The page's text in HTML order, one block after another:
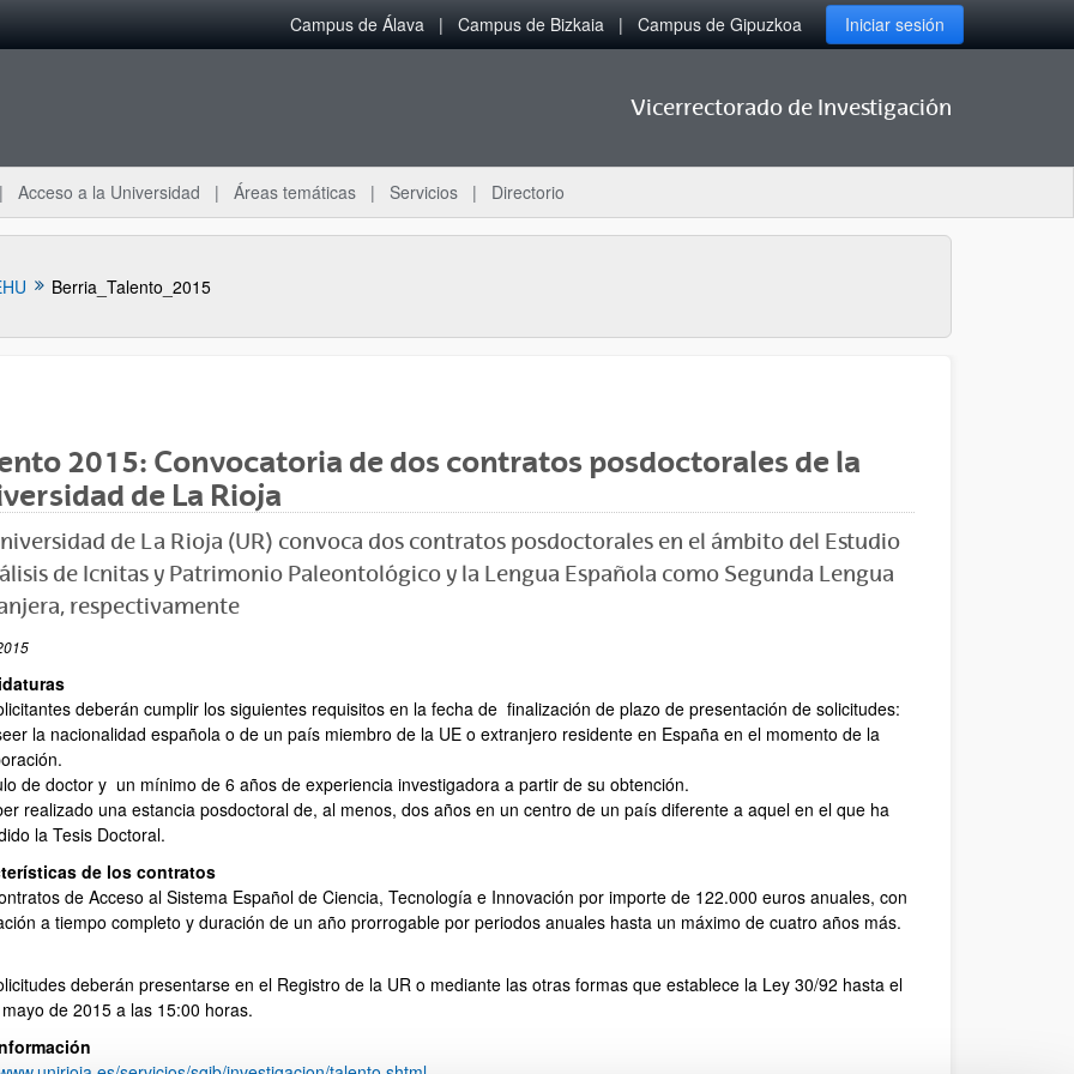
Campus de Álava Campus de Bizkaia Campus de Gipuzkoa Iniciar sesión
Vicerrectorado de Investigación
Acceso a la Universidad Áreas temáticas Servicios Directorio
Berria_Talento_2015
subpáginas2015: Convocatoria de dos contratos posdoctorales de la
de La Rioja
de La Rioja (UR) convoca dos contratos posdoctorales en el ámbito del Estudio
de Icnitas y Patrimonio Paleontológico y la Lengua Española como Segunda Lengua
respectivamente
deberán cumplir los siguientes requisitos en la fecha de finalización de plazo de presentación de solicitudes:
la nacionalidad española o de un país miembro de la UE o extranjero residente en España en el momento de la
de doctor y un mínimo de 6 años de experiencia investigadora a partir de su obtención.
realizado una estancia posdoctoral de, al menos, dos años en un centro de un país diferente a aquel en el que ha
la Tesis Doctoral.
de los contratos
de Acceso al Sistema Español de Ciencia, Tecnología e Innovación por importe de 122.000 euros anuales, con
a tiempo completo y duración de un año prorrogable por periodos anuales hasta un máximo de cuatro años más.
deberán presentarse en el Registro de la UR o mediante las otras formas que establece la Ley 30/92 hasta el
de 2015 a las 15:00 horas.